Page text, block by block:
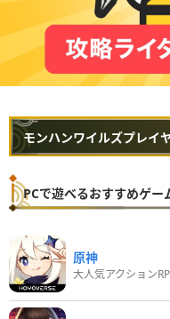
モンハンワイルズプレイ
PCで遊べるおすすめゲー
原神
大人気アクション